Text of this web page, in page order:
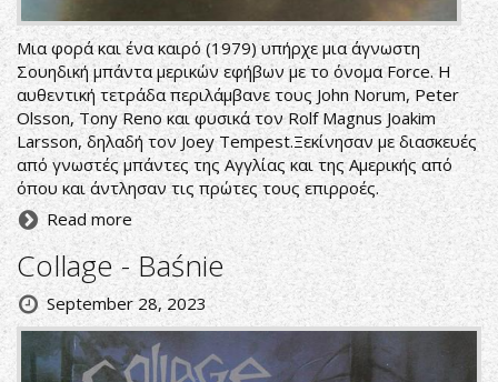
Μια φορά και ένα καιρό (1979) υπήρχε μια άγνωστη
Σουηδική μπάντα μερικών εφήβων με το όνομα Force. Η
αυθεντική τετράδα περιλάμβανε τους John Norum, Peter
Olsson, Tony Reno και φυσικά τον Rolf Magnus Joakim
Larsson, δηλαδή τον Joey Tempest.Ξεκίνησαν με διασκευές
από γνωστές μπάντες της Αγγλίας και της Αμερικής από
όπου και άντλησαν τις πρώτες τους επιρροές.
Read more
Collage - Baśnie
September 28, 2023